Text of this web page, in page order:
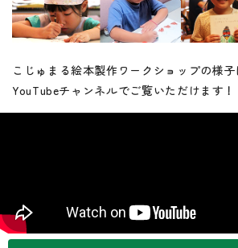
こじゅまる絵本製作ワークショップの様
YouTubeチャンネルでご覧いただけます！